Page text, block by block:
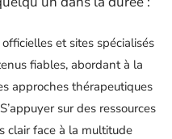
et sites spécialisés
fiables, abordant à la
approches thérapeutiques
sur des ressources
clair face à la multitude